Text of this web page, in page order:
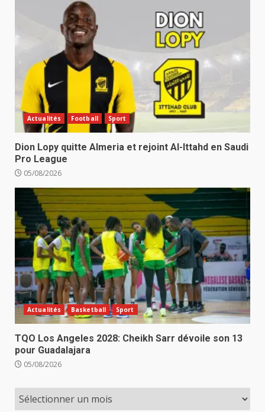
Actualités Football Sport
Dion Lopy quitte Almeria et rejoint Al-Ittahd en Saudi
Pro League
05/08/2026
Actualités Basketball Sport
TQO Los Angeles 2028: Cheikh Sarr dévoile son 13
pour Guadalajara
05/08/2026